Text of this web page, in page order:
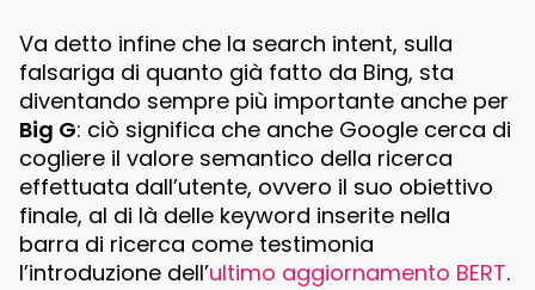
Va detto infine che la search intent, sulla
falsariga di quanto già fatto da Bing, sta
diventando sempre più importante anche per
Big G: ciò significa che anche Google cerca di
cogliere il valore semantico della ricerca
effettuata dall’utente, ovvero il suo obiettivo
finale, al di là delle keyword inserite nella
barra di ricerca come testimonia
l’introduzione dell’ultimo aggiornamento BERT.